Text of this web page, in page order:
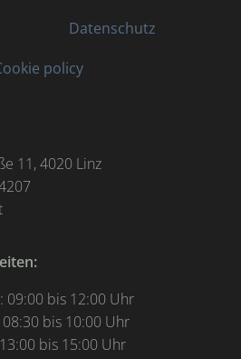
Datenschutz
policy
11, 4020 Linz
09:00 bis 12:00 Uhr
bis 10:00 Uhr
bis 15:00 Uhr